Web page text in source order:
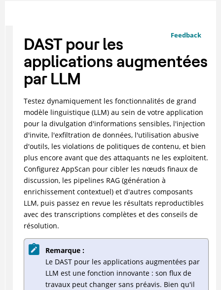
Feedback
DAST pour les
applications augmentées
par LLM
Testez dynamiquement les fonctionnalités de grand
modèle linguistique (LLM) au sein de votre application
pour la divulgation d'informations sensibles, l'injection
d'invite, l'exfiltration de données, l'utilisation abusive
d'outils, les violations de politiques de contenu, et bien
plus encore avant que des attaquants ne les exploitent.
Configurez AppScan pour cibler les nœuds finaux de
discussion, les pipelines RAG (génération à
enrichissement contextuel) et d'autres composants
LLM, puis passez en revue les résultats reproductibles
avec des transcriptions complètes et des conseils de
résolution.
Remarque :
Le DAST pour les applications augmentées par
LLM est une fonction innovante : son flux de
travaux peut changer sans préavis. Bien qu'il